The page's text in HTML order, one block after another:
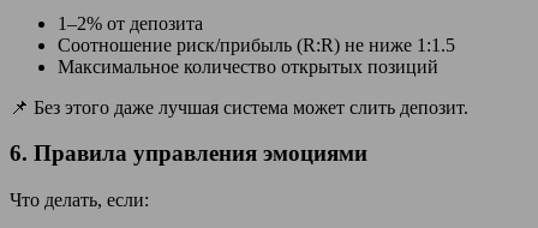
1–2% от депозита
Соотношение риск/прибыль (R:R) не ниже 1:1.5
Максимальное количество открытых позиций
📌 Без этого даже лучшая система может слить депозит.
6. Правила управления эмоциями
Что делать, если: